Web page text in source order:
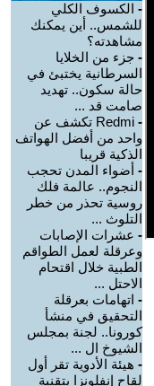
- الكسوف الكلي
للشمس.. أين يمكنك
مشاهدته؟
- جزء من الخلايا
السرطانية يختبئ في
حالة سكون.. تهديد
صامت قد ...
-
Redmi تكشف عن
واحد من أفضل الهواتف
الذكية قريبا
- أضواء المدن تحجب
النجوم.. عالمة فلك
روسية تحذر من خطر
التلوث ...
- عشرات الإصابات
وعرقلة لعمل الطواقم
الطبية خلال اقتحام
الاحتل ...
- اتهامات بعرقلة
التحقيق في منشأ
كورونا.. لجنة بمجلس
الشيوخ ال ...
- هيئة الأدوية تقر أول
لقاح إنفلونزا بتقنية